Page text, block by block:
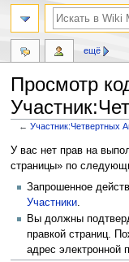
Просмотр
←Участник:Четвертных
Перейти
к
навигации
Перейти
к
поиску
У вас нет прав на
страницы» по
Запрошенное
Участники
Вы должны
правкой страниц.
адрес электронной
ещё